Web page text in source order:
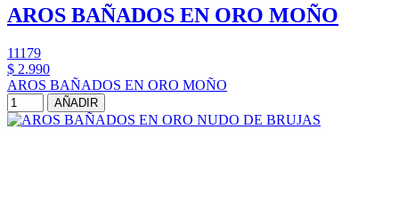
AROS BAÑADOS EN ORO MOÑO
11179
$ 2.990
AROS BAÑADOS EN ORO MOÑO
AÑADIR